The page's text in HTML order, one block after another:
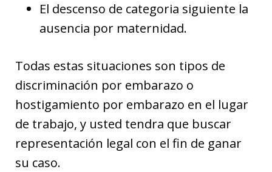
El descenso de categoria siguiente la
ausencia por maternidad.
Todas estas situaciones son tipos de
discriminación por embarazo o
hostigamiento por embarazo en el lugar
de trabajo, y usted tendra que buscar
representación legal con el fin de ganar
su caso.